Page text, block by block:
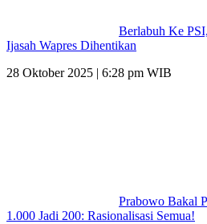
Berlabuh Ke
Ijasah Wapres Dihentikan
28 Oktober 2025 | 6:28 pm WIB
Prabowo Bakal
1.000 Jadi 200: Rasionalisasi Semua!